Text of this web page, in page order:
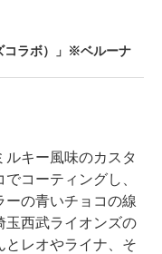
コラボ）」※ベルーナ
キー風味のカスタ
コーティングし、
ーの青いチョコの線
玉西武ライオンズの
とレオやライナ、そ